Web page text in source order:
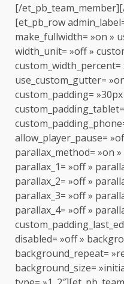
[/
[et_pb_row
make_fullwidth= »on »
width_unit= »off »
custom_width_percent=
use_custom_gutter=
custom_padding=
allow_player_pause=
parallax_method= »on
parallax_1= »off »
parallax_2= »off »
parallax_3= »off »
parallax_4= »off »
disabled= »off »
background_repeat=
background_size=